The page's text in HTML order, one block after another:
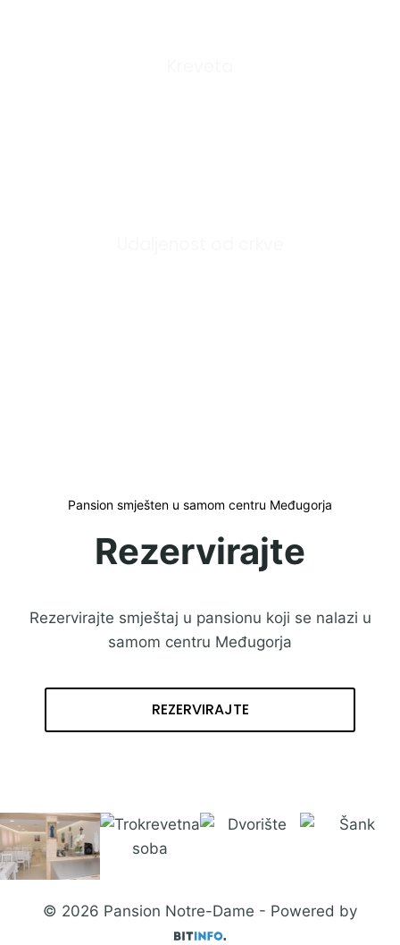
Pansion smješten u samom centru Međugorja
Rezervirajte
Rezervirajte smještaj u pansionu koji se nalazi u
samom centru Međugorja
REZERVIRAJTE
© 2026 Pansion Notre-Dame - Powered by